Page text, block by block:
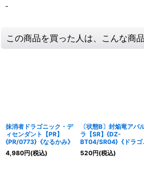
-
この商品を買った人は、こんな商
抹消者ドラゴニック・デ
ィセンダント【PR】
{PR/0773}《なるかみ》
4,980円(税込)
〔状態B〕封焔竜アパ
ラ【SR】{DZ-
BT04/SR04}《ドラゴ
エンパイア》
520円(税込)